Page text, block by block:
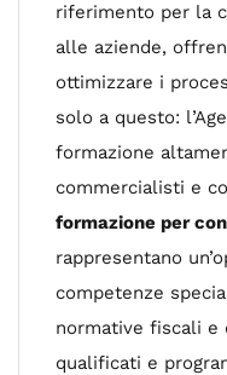
riferimento per la
alle aziende,
ottimizzare i
solo a questo:
formazione
commercialisti e
formazione per
rappresentano
competenze
normative fiscali e
qualificati e